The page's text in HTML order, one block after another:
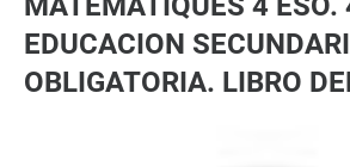
EDUCACION
OBLIGATORIA. LIBRO